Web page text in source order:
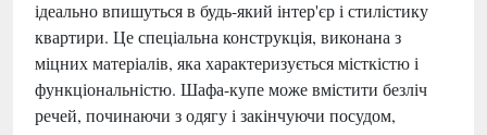
ідеально впишуться в будь-який інтер'єр і стилістику
квартири. Це спеціальна конструкція, виконана з
міцних матеріалів, яка характеризується місткістю і
функціональністю. Шафа-купе може вмістити безліч
речей, починаючи з одягу і закінчуючи посудом,